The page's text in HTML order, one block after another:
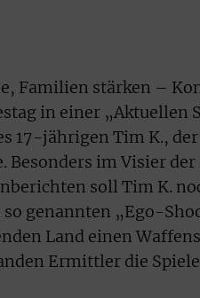
Familien stärken –
in einer „Aktuellen
17-jährigen Tim K.,
im Visier
soll Tim K.
genannten „Ego-
Land einen
Ermittler die